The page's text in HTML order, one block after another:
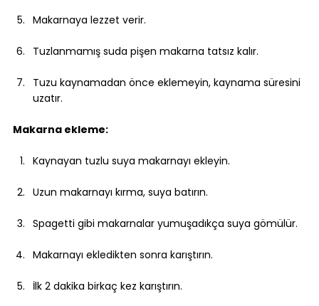
Makarnaya lezzet verir.
Tuzlanmamış suda pişen makarna tatsız kalır.
Tuzu kaynamadan önce eklemeyin, kaynama süresini
uzatır.
Makarna ekleme:
Kaynayan tuzlu suya makarnayı ekleyin.
Uzun makarnayı kırma, suya batırın.
Spagetti gibi makarnalar yumuşadıkça suya gömülür.
Makarnayı ekledikten sonra karıştırın.
İlk 2 dakika birkaç kez karıştırın.